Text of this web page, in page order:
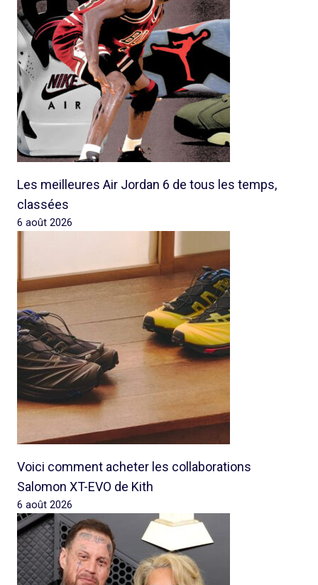
Les meilleures Air Jordan 6 de tous les temps,
classées
6 août 2026
Voici comment acheter les collaborations
Salomon XT-EVO de Kith
6 août 2026